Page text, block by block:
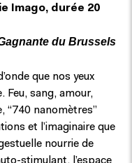
Imago, durée 20
du Brussels
que nos yeux
Feu, sang, amour,
“740 nanomètres”
et l’imaginaire que
nourrie de